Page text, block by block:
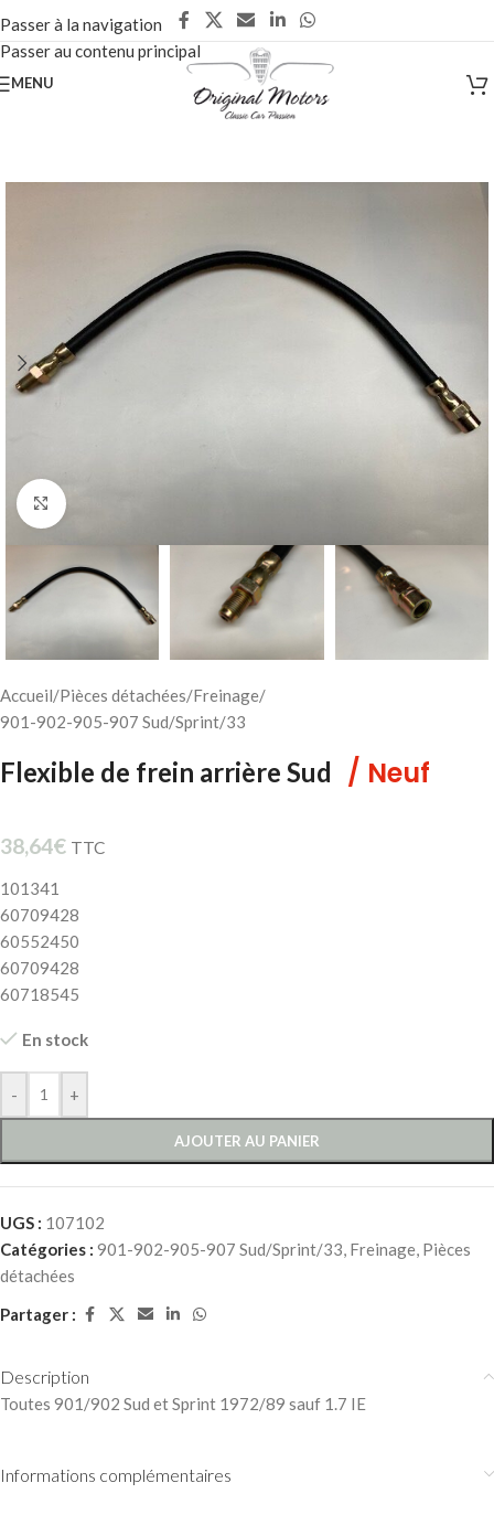
Passer à la navigation
Passer au contenu principal
MENU
Cliquez pour agrandir
Accueil/Pièces détachées/Freinage/
901-902-905-907 Sud/Sprint/33
Flexible de frein arrière Sud / Neuf
38,64€ TTC
101341
60709428
60552450
60709428
60718545
En stock
- +
AJOUTER AU PANIER
UGS : 107102
Catégories : 901-902-905-907 Sud/Sprint/33, Freinage, Pièces
détachées
Partager :
Description
Toutes 901/902 Sud et Sprint 1972/89 sauf 1.7 IE
Informations complémentaires